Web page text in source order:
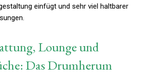
einfügt und sehr viel haltbarer
Lounge und
Das Drumherum